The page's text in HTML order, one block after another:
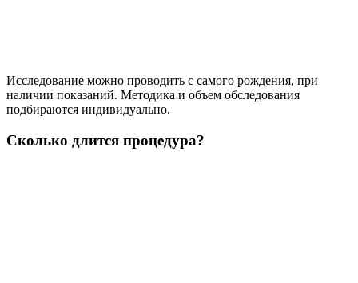
Исследование можно проводить с самого рождения, при
наличии показаний. Методика и объем обследования
подбираются индивидуально.
Сколько длится процедура?